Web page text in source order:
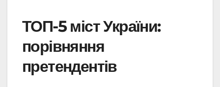
ТОП-5 міст України:
порівняння
претендентів